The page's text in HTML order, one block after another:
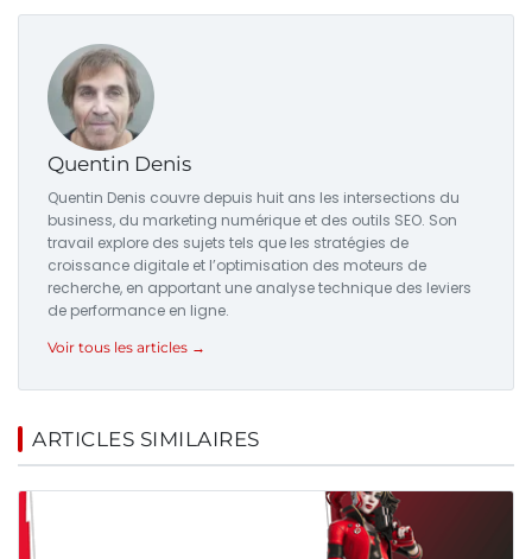
Quentin Denis
Quentin Denis couvre depuis huit ans les intersections du
business, du marketing numérique et des outils SEO. Son
travail explore des sujets tels que les stratégies de
croissance digitale et l’optimisation des moteurs de
recherche, en apportant une analyse technique des leviers
de performance en ligne.
Voir tous les articles →
ARTICLES SIMILAIRES